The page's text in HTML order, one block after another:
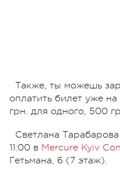
Также, ты можешь
оплатить билет уже
грн. для одного, 500
Светлана
11:00 в Mercure Kyiv
Гетьмана, 6 (7 этаж).